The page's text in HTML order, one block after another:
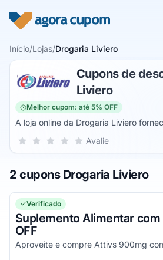
Início/Lojas/Drogaria Liviero
Cupons de
Liviero
Melhor cupom: até 5% OFF
A loja online da Drogaria Liviero
cliente precisa. Através dela, é
dermocosméticos (capilar, facial,
etc), colágenos, aparelhos e testes
diabetes, termômetro etc), itens para
diários e linhas mamãe e bebê.
Sua nota para Drogaria Liviero, de 1 a
5 estrelas
4 estrelas
3 estrelas
2 estrelas
1 estrela Avalie
2 cupons Drogaria Liviero
Verificado
Suplemento Alimentar
OFF